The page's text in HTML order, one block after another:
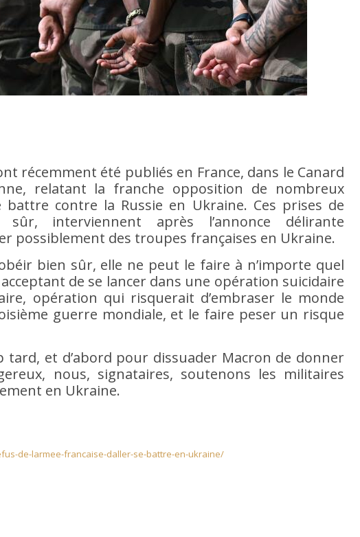
récemment été publiés en France, dans le Canard
relatant la franche opposition de nombreux
contre la Russie en Ukraine. Ces prises de
interviennent après l’annonce délirante
possiblement des troupes françaises en Ukraine.
bien sûr, elle ne peut le faire à n’importe quel
de se lancer dans une opération suicidaire
opération qui risquerait d’embraser le monde
guerre mondiale, et le faire peser un risque
tard, et d’abord pour dissuader Macron de donner
nous, signataires, soutenons les militaires
en Ukraine.
de-larmee-francaise-daller-se-battre-en-ukraine/